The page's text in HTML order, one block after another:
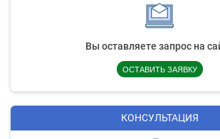
Вы оставляете запрос на
ОСТАВИТЬ ЗАЯВКУ
КОНСУЛЬТАЦИЯ